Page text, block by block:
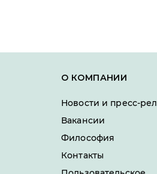
О КОМПАНИИ
Новости и пресс-
Вакансии
Философия
Контакты